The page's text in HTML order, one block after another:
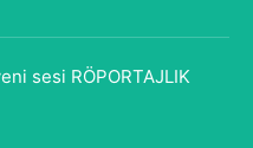
sesi RÖPORTAJLIK